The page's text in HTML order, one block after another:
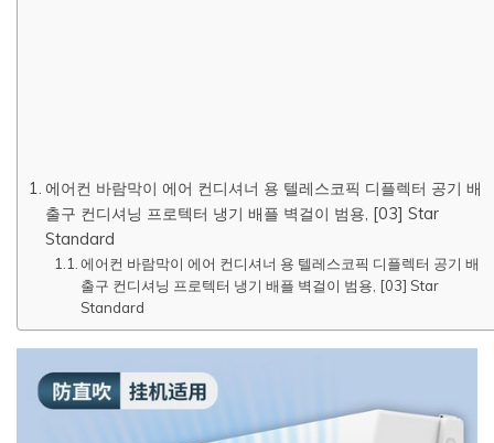
에어컨 바람막이 에어 컨디셔너 용 텔레스코픽 디플렉터 공기 배
출구 컨디셔닝 프로텍터 냉기 배플 벽걸이 범용, [03] Star
Standard
에어컨 바람막이 에어 컨디셔너 용 텔레스코픽 디플렉터 공기 배
출구 컨디셔닝 프로텍터 냉기 배플 벽걸이 범용, [03] Star
Standard